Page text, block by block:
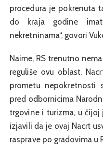
procedura je pokrenuta
do kraja godine
nekretninama“, govori
Naime, RS trenutno
reguliše ovu oblast.
prometu nepokretnosti
pred odbornicima
trgovine i turizma, u
izjavili da je ovaj Nacrt
rasprave po gradovima u